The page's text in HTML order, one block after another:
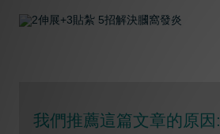
我們推薦這篇文章的原因: